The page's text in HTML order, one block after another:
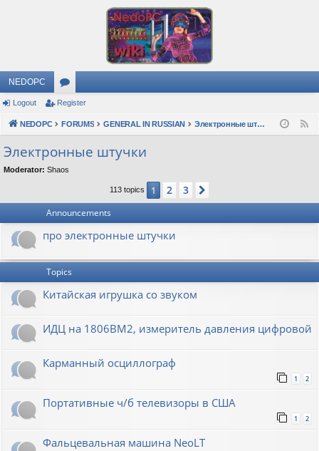
NEDOPC
or
u
s
Logout Register
NEDOPC FORUMS GENERAL IN RUSSIAN Электронные штучки
Электронные штучки
Moderator: Shaos
113 topics 1 2 3
Announcements
про электронные штучки
Topics
Китайская игрушка со звуком
ИДЦ на 1806ВМ2, измеритель давления цифровой
Карманный осциллограф
1 2
Портативные ч/б телевизоры в США
1 2
Фальцевальная машина NeoLT